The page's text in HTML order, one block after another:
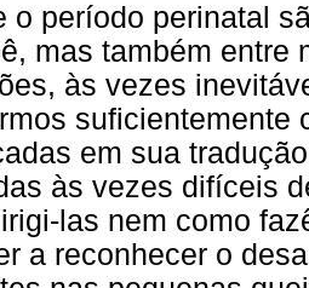
o período perinatal
mas também entre
às vezes
suficientemente
em sua
às vezes difíceis
las nem como
a reconhecer o